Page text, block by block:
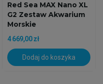
Red Sea MAX Nano XL
G2 Zestaw Akwarium
Morskie
4 669,00 zł
Dodaj do koszyka